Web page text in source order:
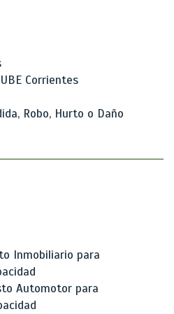
Corrientes
Robo, Hurto o Daño
Inmobiliario para
Automotor para